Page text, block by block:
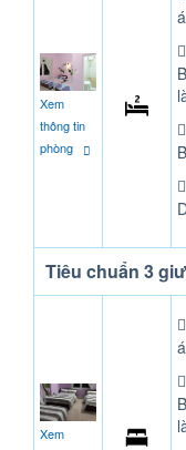
Xem
thông tin
phòng
Tiêu chuẩn 3
Xem